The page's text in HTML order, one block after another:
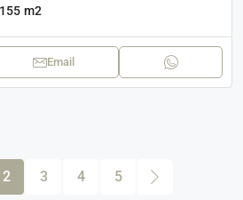
155 m2
Email
2 3 4 5